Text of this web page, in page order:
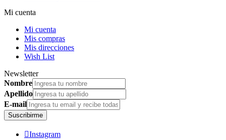
Mi cuenta
Mi cuenta
Mis compras
Mis direcciones
Wish List
Newsletter
Nombre
Apellido
E-mail
Suscribirme
Instagram